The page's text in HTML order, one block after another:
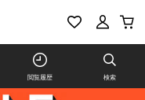
閲覧履歴 検索